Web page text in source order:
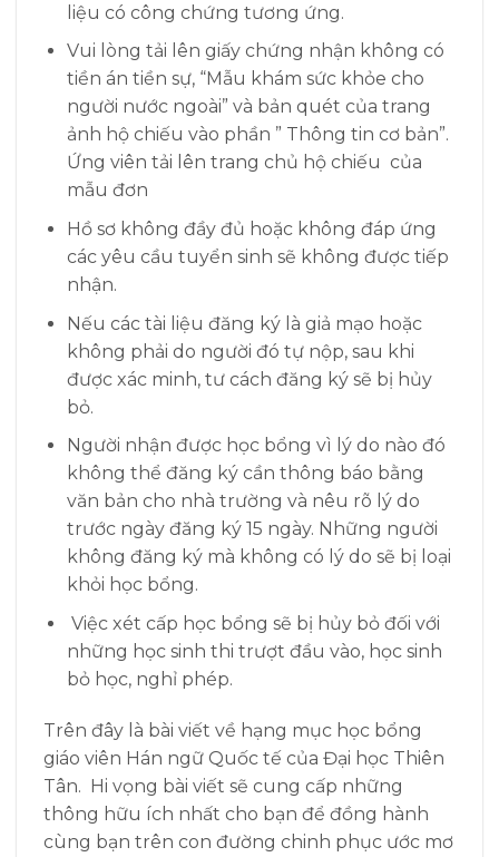
liệu có công chứng tương ứng.
Vui lòng tải lên giấy chứng nhận không có
tiền án tiền sự, “Mẫu khám sức khỏe cho
người nước ngoài” và bản quét của trang
ảnh hộ chiếu vào phần ” Thông tin cơ bản”.
Ứng viên tải lên trang chủ hộ chiếu của
mẫu đơn
Hồ sơ không đầy đủ hoặc không đáp ứng
các yêu cầu tuyển sinh sẽ không được tiếp
nhận.
Nếu các tài liệu đăng ký là giả mạo hoặc
không phải do người đó tự nộp, sau khi
được xác minh, tư cách đăng ký sẽ bị hủy
bỏ.
Người nhận được học bổng vì lý do nào đó
không thể đăng ký cần thông báo bằng
văn bản cho nhà trường và nêu rõ lý do
trước ngày đăng ký 15 ngày. Những người
không đăng ký mà không có lý do sẽ bị loại
khỏi học bổng.
Việc xét cấp học bổng sẽ bị hủy bỏ đối với
những học sinh thi trượt đầu vào, học sinh
bỏ học, nghỉ phép.
Trên đây là bài viết về hạng mục học bổng
giáo viên Hán ngữ Quốc tế của Đại học Thiên
Tân. Hi vọng bài viết sẽ cung cấp những
thông hữu ích nhất cho bạn để đồng hành
cùng bạn trên con đường chinh phục ước mơ